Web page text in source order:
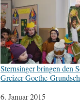
Sternsinger bringen den
Greizer Goethe-
Datum
6. Januar 2015